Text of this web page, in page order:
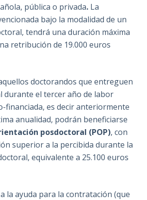
pública o privada.La
bajo la modalidad de un
tendrá una duración máxima
retribución de 19.000 euros
doctorandos que entreguen
durante el tercer año de labor
financiada, es decir anteriormente
anualidad, podrán beneficiarse
posdoctoral (POP), con
superior a la percibida durante la
equivalente a 25.100 euros
la ayuda para la contratación (que